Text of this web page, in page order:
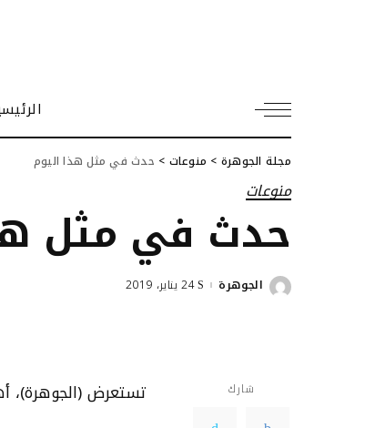
مجلة الجوهرة > منوعات > حدث في مثل هذا اليوم
منوعات
حدث في مثل
Posted
الجوهرة 24 يناير، 2019
شارك
تستعرض (الجوهرة)، أهم